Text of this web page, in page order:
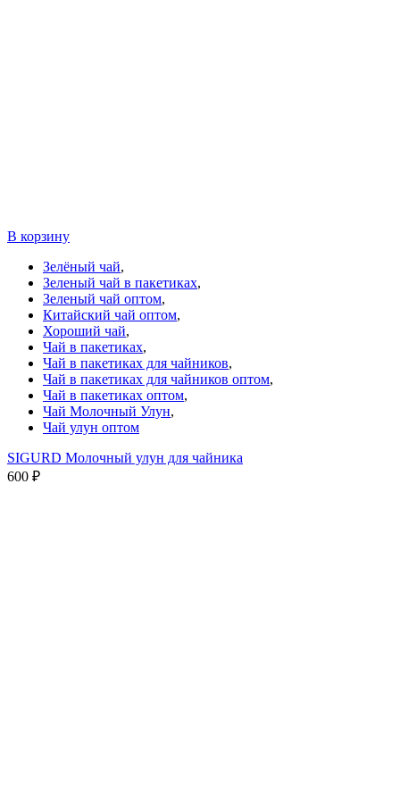
В корзину
Зелёный чай,
Зеленый чай в пакетиках,
Зеленый чай оптом,
Китайский чай оптом,
Хороший чай,
Чай в пакетиках,
Чай в пакетиках для чайников,
Чай в пакетиках для чайников оптом,
Чай в пакетиках оптом,
Чай Молочный Улун,
Чай улун оптом
SIGURD Молочный улун для чайника
600 ₽